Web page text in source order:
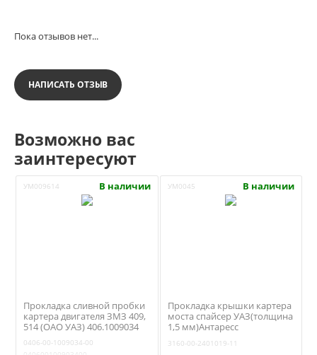
Пока отзывов нет...
НАПИСАТЬ ОТЗЫВ
Возможно вас
заинтересуют
УМ009614 В наличии
Прокладка сливной пробки
картера двигателя ЗМЗ 409,
514 (ОАО УАЗ) 406.1009034
0406-00-1009034-00
УМ0045 В наличии
Прокладка крышки картера
моста спайсер УАЗ(толщина
1,5 мм)Антаресс
11
3160-00-2401019-11